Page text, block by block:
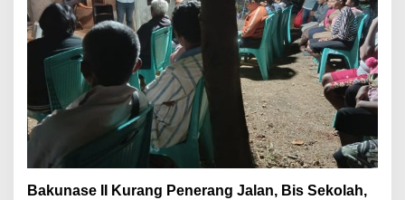
Bakunase II Kurang Penerang Jalan, Bis Sekolah,